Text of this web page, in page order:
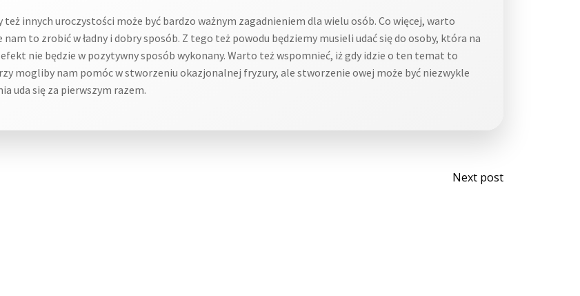
innych uroczystości może być bardzo ważnym zagadnieniem dla wielu osób. Co więcej, warto
to zrobić w ładny i dobry sposób. Z tego też powodu będziemy musieli udać się do osoby, która na
nie będzie w pozytywny sposób wykonany. Warto też wspomnieć, iż gdy idzie o ten temat to
mogliby nam pomóc w stworzeniu okazjonalnej fryzury, ale stworzenie owej może być niezwykle
uda się za pierwszym razem.
Post
Next post